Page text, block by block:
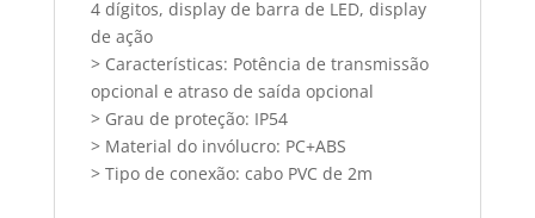
4 dígitos, display de barra de LED, display
de ação
> Características: Potência de transmissão
opcional e atraso de saída opcional
> Grau de proteção: IP54
> Material do invólucro: PC+ABS
> Tipo de conexão: cabo PVC de 2m